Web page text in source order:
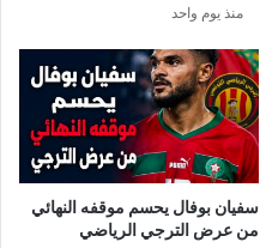
منذ يوم واحد
سفيان بوفال يحسم موقفه النهائي
من عرض الترجي الرياضي